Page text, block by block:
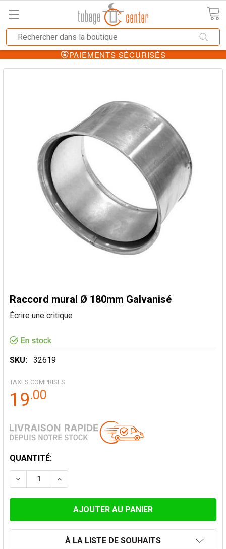
PAIEMENTS SÉCURISÉS
Raccord mural Ø 180mm Galvanisé
Écrire une critique
SKU: 32619
TAXES COMPRISES
19.00
STOCK
ACTUEL:
QUANTITÉ:
DIMINUER LA QUANTITÉ DE RACCORD MURAL Ø
AUGMENTER LA QUANTITÉ DE RACCORD
À LA LISTE DE SOUHAITS